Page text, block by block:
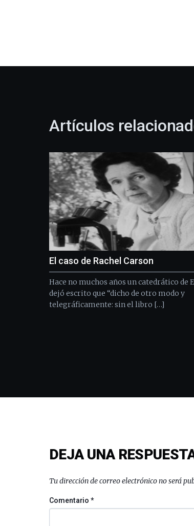
Artículos
El caso de Rachel Carson
Hace no muchos años un catedrático de
dejó escrito que “dicho de otro modo y
telegráficamente: sin el libro […]
DEJA UNA
Tu dirección de correo electrónico no será
Comentario*